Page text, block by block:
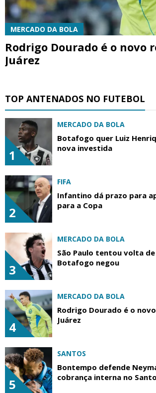
MERCADO DA BOLA
Rodrigo Dourado é o novo
Juárez
TOP ANTENADOS NO FUTEBOL
1
MERCADO DA BOLA
Botafogo quer Luiz
nova investida
2
FIFA
Infantino dá prazo para
para a Copa
3
MERCADO DA BOLA
São Paulo tentou volta
Botafogo negou
4
MERCADO DA BOLA
Rodrigo Dourado é o
Juárez
5
SANTOS
Bontempo defende
cobrança interna no